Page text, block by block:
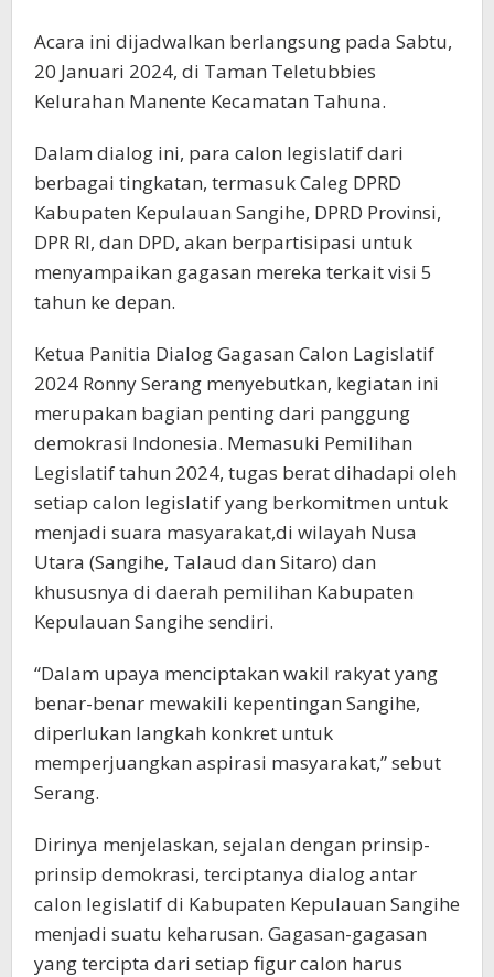
Acara ini dijadwalkan berlangsung pada Sabtu,
20 Januari 2024, di Taman Teletubbies
Kelurahan Manente Kecamatan Tahuna.
Dalam dialog ini, para calon legislatif dari
berbagai tingkatan, termasuk Caleg DPRD
Kabupaten Kepulauan Sangihe, DPRD Provinsi,
DPR RI, dan DPD, akan berpartisipasi untuk
menyampaikan gagasan mereka terkait visi 5
tahun ke depan.
Ketua Panitia Dialog Gagasan Calon Lagislatif
2024 Ronny Serang menyebutkan, kegiatan ini
merupakan bagian penting dari panggung
demokrasi Indonesia. Memasuki Pemilihan
Legislatif tahun 2024, tugas berat dihadapi oleh
setiap calon legislatif yang berkomitmen untuk
menjadi suara masyarakat,di wilayah Nusa
Utara (Sangihe, Talaud dan Sitaro) dan
khususnya di daerah pemilihan Kabupaten
Kepulauan Sangihe sendiri.
“Dalam upaya menciptakan wakil rakyat yang
benar-benar mewakili kepentingan Sangihe,
diperlukan langkah konkret untuk
memperjuangkan aspirasi masyarakat,” sebut
Serang.
Dirinya menjelaskan, sejalan dengan prinsip-
prinsip demokrasi, terciptanya dialog antar
calon legislatif di Kabupaten Kepulauan Sangihe
menjadi suatu keharusan. Gagasan-gagasan
yang tercipta dari setiap figur calon harus